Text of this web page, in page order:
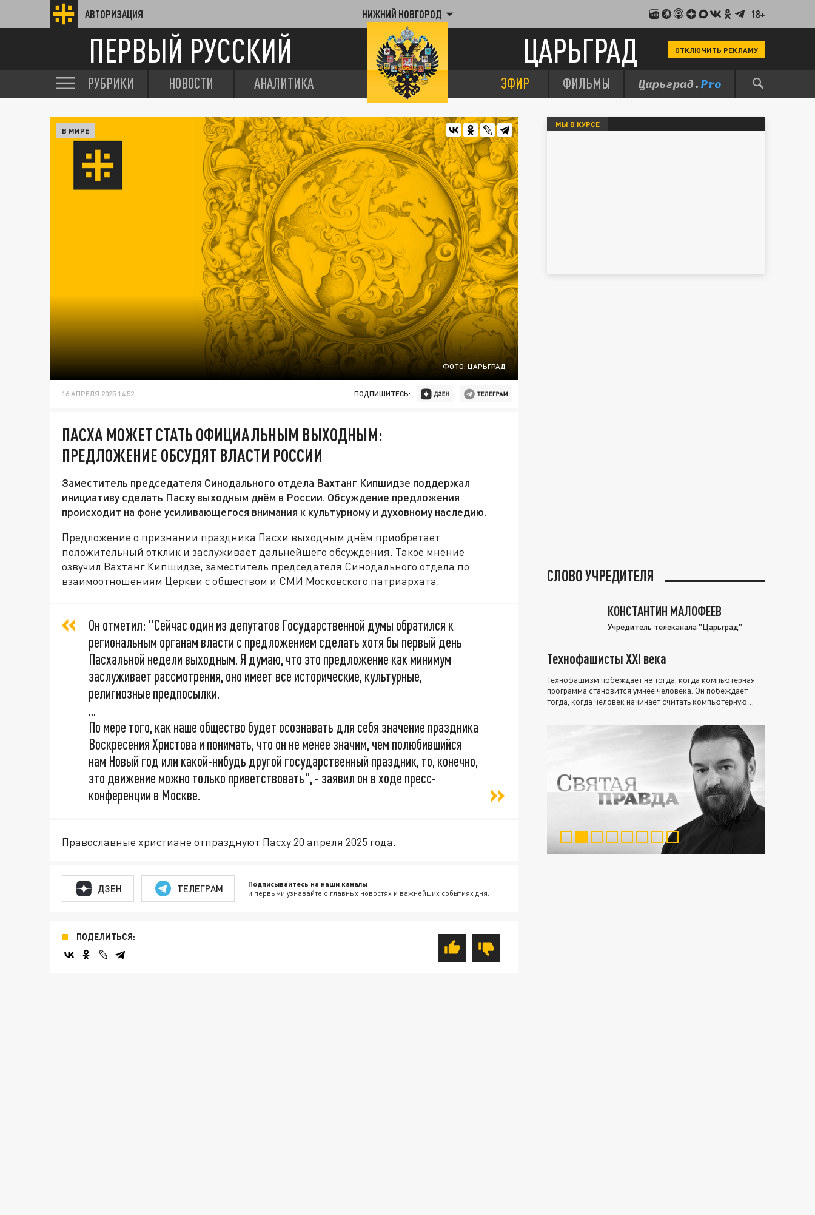
АВТОРИЗАЦИЯ НИЖНИЙ НОВГОРОД 18+
ПЕРВЫЙ РУССКИЙ ЦАРЬГРАД ОТКЛЮЧИТЬ РЕКЛАМУ
РУБРИКИ НОВОСТИ АНАЛИТИКА ЭФИР ФИЛЬМЫ
ФОТО: ЦАРЬГРАД
В МИРЕ
16 АПРЕЛЯ 2025 14:52 ПОДПИШИТЕСЬ:
ПАСХА МОЖЕТ СТАТЬ ОФИЦИАЛЬНЫМ ВЫХОДНЫМ:
ПРЕДЛОЖЕНИЕ ОБСУДЯТ ВЛАСТИ РОССИИ
Заместитель председателя Синодального отдела Вахтанг Кипшидзе поддержал
инициативу сделать Пасху выходным днём в России. Обсуждение предложения
происходит на фоне усиливающегося внимания к культурному и духовному наследию.
Предложение о признании праздника Пасхи выходным днём приобретает
положительный отклик и заслуживает дальнейшего обсуждения. Такое мнение
озвучил Вахтанг Кипшидзе, заместитель председателя Синодального отдела по
взаимоотношениям Церкви с обществом и СМИ Московского патриархата.
Он отметил: "Сейчас один из депутатов Государственной думы обратился к
региональным органам власти с предложением сделать хотя бы первый день
Пасхальной недели выходным. Я думаю, что это предложение как минимум
заслуживает рассмотрения, оно имеет все исторические, культурные,
религиозные предпосылки.
...
По мере того, как наше общество будет осознавать для себя значение праздника
Воскресения Христова и понимать, что он не менее значим, чем полюбившийся
нам Новый год или какой-нибудь другой государственный праздник, то, конечно,
это движение можно только приветствовать", - заявил он в ходе пресс-
конференции в Москве.
Православные христиане отпразднуют Пасху 20 апреля 2025 года.
ДЗЕН ТЕЛЕГРАМ Подписывайтесь на наши каналы
и первыми узнавайте о главных новостях и важнейших событиях дня.
ПОДЕЛИТЬСЯ:
МЫ В КУРСЕ
СЛОВО УЧРЕДИТЕЛЯ
КОНСТАНТИН МАЛОФЕЕВ
Учредитель телеканала "Царьград"
Технофашисты XXI века
Технофашизм побеждает не тогда, когда компьютерная
программа становится умнее человека. Он побеждает
тогда, когда человек начинает считать компьютерную